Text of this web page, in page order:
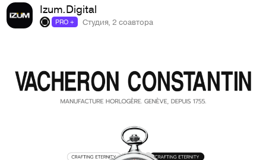
Izum.Digital
PRO + Студия, 2 соавтора